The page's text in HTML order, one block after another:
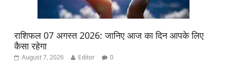
राशिफल 07 अगस्त 2026: जानिए आज का दिन आपके लिए
कैसा रहेगा
August 7, 2026 Editor 0